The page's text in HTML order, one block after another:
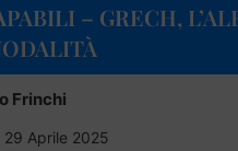
– GRECH,
Frinchi
29 Aprile 2025